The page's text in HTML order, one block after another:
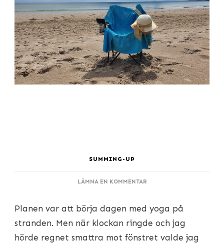
SUMMING-UP
LÄMNA EN KOMMENTARPÅ
PÅ
SUDERSAND
STRAND
Planen var att börja dagen med yoga på
stranden. Men när klockan ringde och jag
hörde regnet smattra mot fönstret valde jag